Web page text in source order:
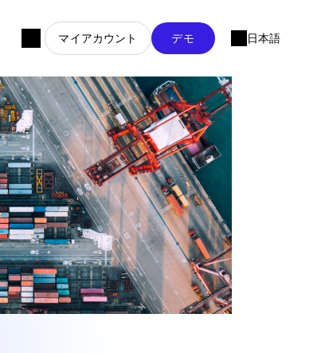
マイアカウント デモ 日本語